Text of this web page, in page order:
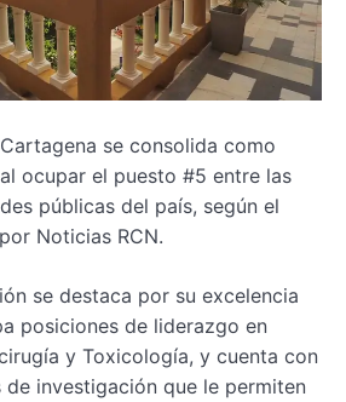
se consolida como
ocupar el puesto #5 entre las
públicas del país, según el
por Noticias RCN.
se destaca por su excelencia
posiciones de liderazgo en
y Toxicología, y cuenta con
investigación que le permiten